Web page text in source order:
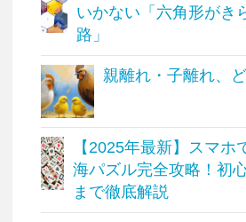
いかない「六角形がき
路」
親離れ・子離れ、
【2025年最新】スマホ
海パズル完全攻略！初
まで徹底解説